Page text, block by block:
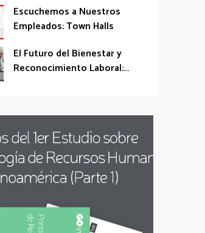
Escuchemos a Nuestros
Empleados: Town Halls
El Futuro del Bienestar y
Reconocimiento Laboral:...